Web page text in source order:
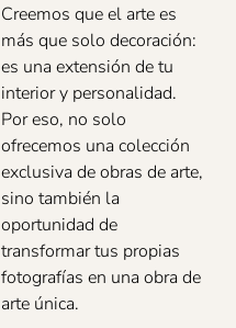
Creemos que el arte es
más que solo decoración:
es una extensión de tu
interior y personalidad.
Por eso, no solo
ofrecemos una colección
exclusiva de obras de arte,
sino también la
oportunidad de
transformar tus propias
fotografías en una obra de
arte única.